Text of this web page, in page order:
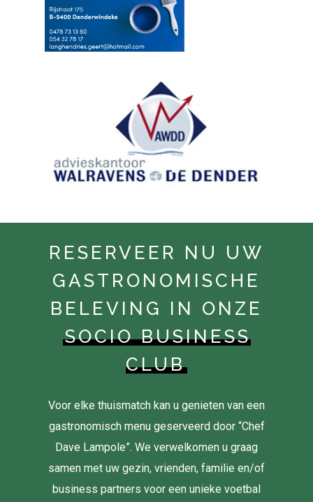
RESERVEER NU UW
GASTRONOMISCHE
BELEVING IN ONZE
SOCIO BUSINESS
CLUB
Voor elke thuismatch kan u genieten van een
gastronomisch menu geserveerd door “Chef
Dave Lampole”. We verwelkomen u graag
samen met uw gezin, vrienden, familie en/of
business partners voor een unieke voetbal